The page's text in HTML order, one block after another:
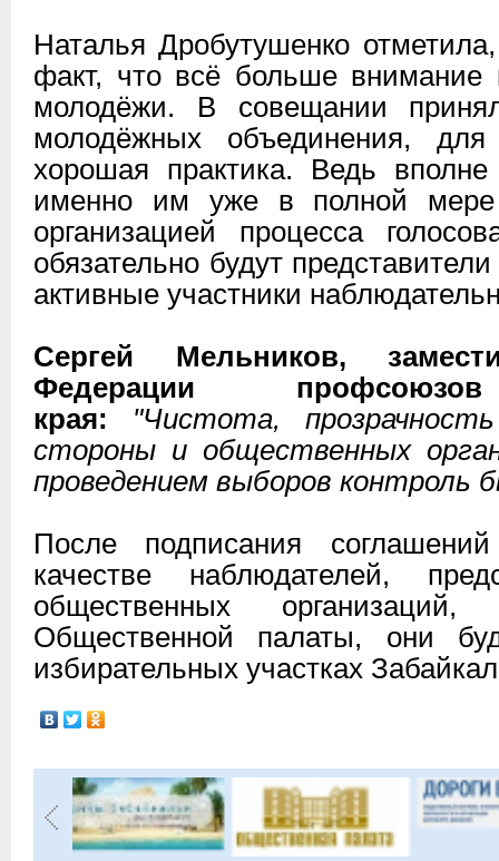
Наталья Дробутушенко
факт, что всё больше
молодёжи. В совещании
молодёжных объединения,
хорошая практика. Ведь
именно им уже в полной мере
организацией процесса
обязательно будут
активные участники
Сергей Мельников,
Федерации профсоюзов
края:
"Чистота,
стороны и общественных
проведением выборов контроль
После подписания
качестве наблюдателей,
общественных
Общественной палаты, они
избирательных участках